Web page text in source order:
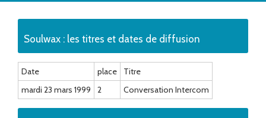
Soulwax : les titres et dates de diffusion
Date place
Titre
mardi 23 mars 1999
2 Conversation Intercom